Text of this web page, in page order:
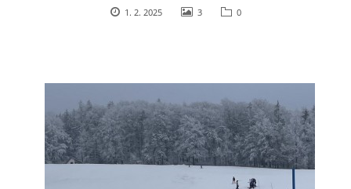
1. 2. 2025 3 0